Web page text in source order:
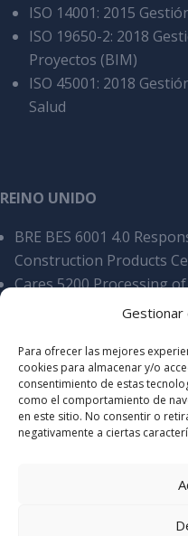
Gestionar
Para ofrecer las mejores
cookies para almacenar y/o
consentimiento de estas
como el comportamiento de
en este sitio. No consentir o
negativamente a ciertas
ISO 14001: 2015
ISO 19650-2: 2018
Proyectos (BIM)
ISO 45001: 2018
Salud
REINO UNIDO
BRE BES 6001 4.0
Construction Products
Cares 5200 Processing
products, overall SCS v9
Certificate of
Certificate of